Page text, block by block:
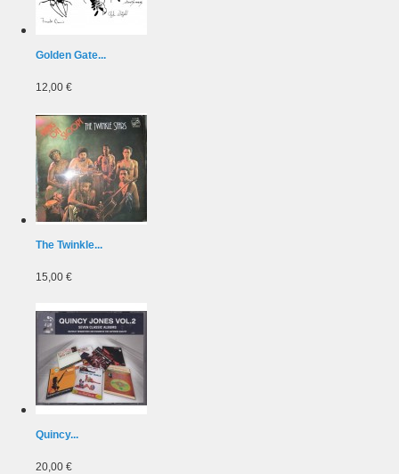
Golden Gate...
12,00 €
The Twinkle...
15,00 €
Quincy...
20,00 €